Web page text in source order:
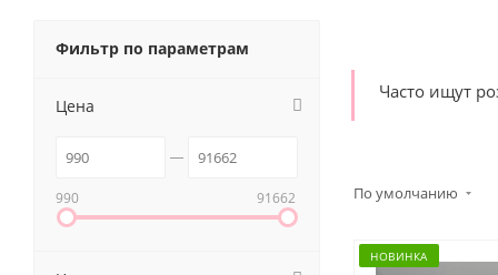
Часто ищут
По умолчанию
НОВИНКА
Фильтр по параметрам
Цена
990 91662